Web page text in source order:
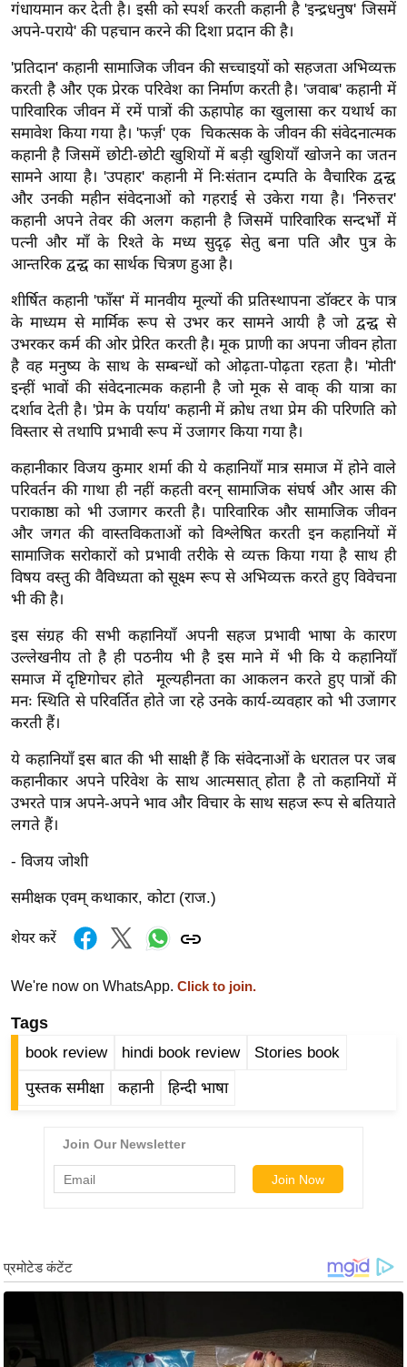
ज
ग
त
ऑ
टो
व
र्ल्ड
न्यू
ज
ब्री
फ
म
नो
ज
न
ज
ग
बॉ
ली
वु
ड
हॉ
ली
वु
ड
फि
ल्म
स
मी
क्षा
B
r
e
a
k
n
N
e
w
s
ला
क्नॉ
लॉ
टी
गंधायमान कर देती है। इसी को स्पर्श करती कहानी है 'इन्द्रधनुष' जिसमें
अपने-पराये' की पहचान करने की दिशा प्रदान की है।
'प्रतिदान' कहानी सामाजिक जीवन की सच्चाइयों को सहजता अभिव्यक्त
करती है और एक प्रेरक परिवेश का निर्माण करती है। 'जवाब' कहानी में
पारिवारिक जीवन में रमें पात्रों की ऊहापोह का खुलासा कर यथार्थ का
समावेश किया गया है। 'फर्ज़' एक चिकत्सक के जीवन की संवेदनात्मक
कहानी है जिसमें छोटी-छोटी खुशियों में बड़ी खुशियाँ खोजने का जतन
सामने आया है। 'उपहार' कहानी में निःसंतान दम्पति के वैचारिक द्वन्द्व
और उनकी महीन संवेदनाओं को गहराई से उकेरा गया है। 'निरुत्तर'
कहानी अपने तेवर की अलग कहानी है जिसमें पारिवारिक सन्दर्भों में
पत्नी और माँ के रिश्ते के मध्य सुदृढ़ सेतु बना पति और पुत्र के
आन्तरिक द्वन्द्व का सार्थक चित्रण हुआ है।
शीर्षित कहानी 'फाँस' में मानवीय मूल्यों की प्रतिस्थापना डॉक्टर के पात्र
के माध्यम से मार्मिक रूप से उभर कर सामने आयी है जो द्वन्द्व से
उभरकर कर्म की ओर प्रेरित करती है। मूक प्राणी का अपना जीवन होता
है वह मनुष्य के साथ के सम्बन्धों को ओढ़ता-पोढ़ता रहता है। 'मोती'
इन्हीं भावों की संवेदनात्मक कहानी है जो मूक से वाक् की यात्रा का
दर्शाव देती है। 'प्रेम के पर्याय' कहानी में क्रोध तथा प्रेम की परिणति को
विस्तार से तथापि प्रभावी रूप में उजागर किया गया है।
कहानीकार विजय कुमार शर्मा की ये कहानियाँ मात्र समाज में होने वाले
परिवर्तन की गाथा ही नहीं कहती वरन् सामाजिक संघर्ष और आस की
पराकाष्ठा को भी उजागर करती है। पारिवारिक और सामाजिक जीवन
और जगत की वास्तविकताओं को विश्लेषित करती इन कहानियों में
सामाजिक सरोकारों को प्रभावी तरीके से व्यक्त किया गया है साथ ही
विषय वस्तु की वैविध्यता को सूक्ष्म रूप से अभिव्यक्त करते हुए विवेचना
भी की है।
इस संग्रह की सभी कहानियाँ अपनी सहज प्रभावी भाषा के कारण
उल्लेखनीय तो है ही पठनीय भी है इस माने में भी कि ये कहानियाँ
समाज में दृष्टिगोचर होते मूल्यहीनता का आकलन करते हुए पात्रों की
मनः स्थिति से परिवर्तित होते जा रहे उनके कार्य-व्यवहार को भी उजागर
करती हैं।
ये कहानियाँ इस बात की भी साक्षी हैं कि संवेदनाओं के धरातल पर जब
कहानीकार अपने परिवेश के साथ आत्मसात् होता है तो कहानियों में
उभरते पात्र अपने-अपने भाव और विचार के साथ सहज रूप से बतियाते
लगते हैं।
- विजय जोशी
समीक्षक एवम् कथाकार, कोटा (राज.)
शेयर करें
We're now on WhatsApp. Click to join.
Tags
book review hindi book review Stories book
पुस्तक समीक्षा कहानी हिन्दी भाषा